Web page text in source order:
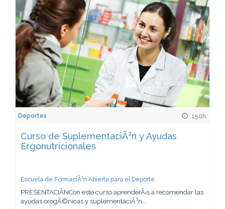
Deportes 150h
Curso de SuplementaciÃ³n y Ayudas
Ergonutricionales
Escuela de FormaciÃ³n Abierta para el Deporte
PRESENTACIÃNCon este curso aprenderÃ¡s a recomendar las
ayudas orogÃ©nicas y suplementaciÃ³n...